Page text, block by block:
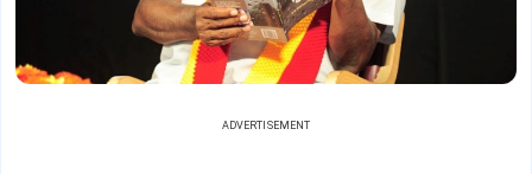
ADVERTISEMENT